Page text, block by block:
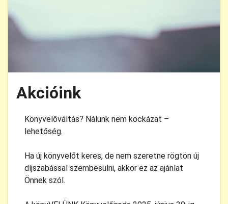
Akcióink
Könyvelőváltás? Nálunk nem kockázat –
lehetőség.
Ha új könyvelőt keres, de nem szeretne rögtön új
díjszabással szembesülni, akkor ez az ajánlat
Önnek szól.